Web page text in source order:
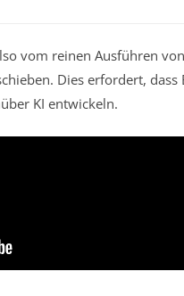
vom reinen Ausführen
Dies erfordert,
KI entwickeln.